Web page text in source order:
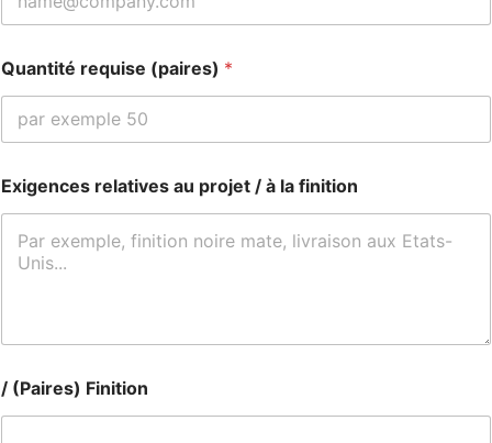
Quantité requise (paires) *
Exigences relatives au projet / à la finition
/ (Paires) Finition